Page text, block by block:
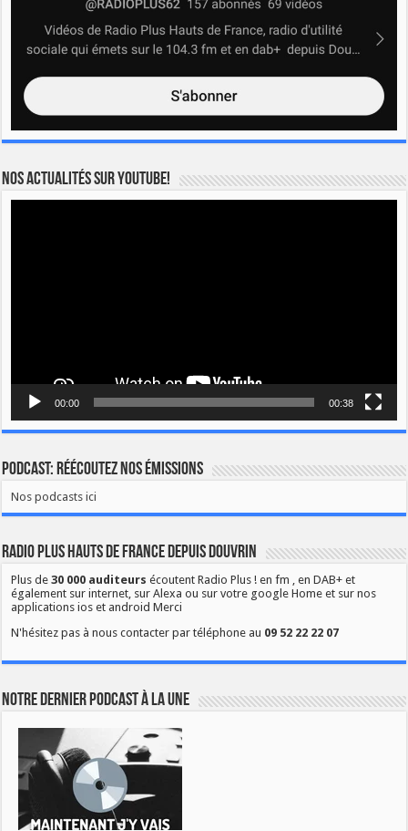
Nos actualités sur YOUTUBE!
00:00 00:38
Podcast: Réécoutez nos émissions
Nos podcasts ici
Radio Plus Hauts de France depuis Douvrin
Plus de30 000 auditeurs écoutent Radio Plus ! en fm , en DAB+ et
également sur internet, sur Alexa ou sur votre google Home et sur nos
applications ios et android Merci
N'hésitez pas à nous contacter par téléphone au 09 52 22 22 07
Notre dernier podcast à la une